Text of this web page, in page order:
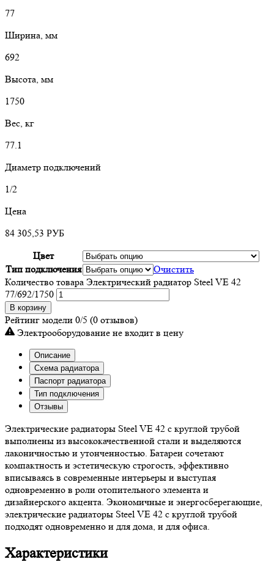
77
Ширина, мм
692
Высота, мм
1750
Вес, кг
77.1
Диаметр подключений
1/2
Цена
84 305,53 РУБ
Цвет
Тип подключения
Очистить
Количество товара Электрический радиатор Steel VE 42
77/692/1750
В корзину
Рейтинг модели 0/5 (0 отзывов)
Электрооборудование не входит в цену
Описание
Схема радиатора
Паспорт радиатора
Тип подключения
Отзывы
Электрические радиаторы Steel VE 42 с круглой трубой
выполнены из высококачественной стали и выделяются
лаконичностью и утонченностью. Батареи сочетают
компактность и эстетическую строгость, эффективно
вписываясь в современные интерьеры и выступая
одновременно в роли отопительного элемента и
дизайнерского акцента. Экономичные и энергосберегающие,
электрические радиаторы Steel VE 42 с круглой трубой
подходят одновременно и для дома, и для офиса.
Характеристики